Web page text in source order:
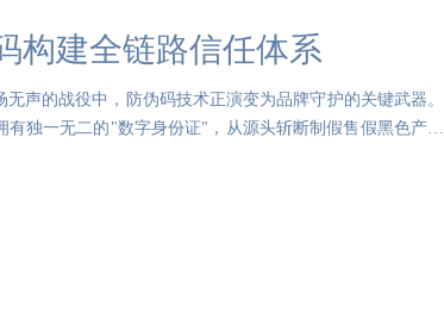
构建全链路信任体系
声的战役中，防伪码技术正演变为品牌守护的关键武器。
独一无二的"数字身份证"，从源头斩断制假售假黑色产业